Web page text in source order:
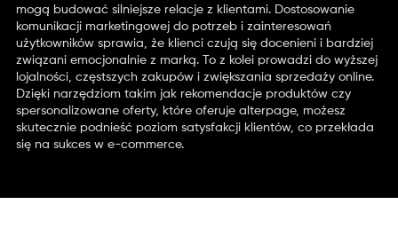
mogą budować silniejsze relacje z klientami. Dostosowanie
komunikacji marketingowej do potrzeb i zainteresowań
użytkowników sprawia, że klienci czują się docenieni i bardziej
związani emocjonalnie z marką. To z kolei prowadzi do wyższej
lojalności, częstszych zakupów i zwiększania sprzedaży online.
Dzięki narzędziom takim jak rekomendacje produktów czy
spersonalizowane oferty, które oferuje alterpage, możesz
skutecznie podnieść poziom satysfakcji klientów, co przekłada
się na sukces w e-commerce.